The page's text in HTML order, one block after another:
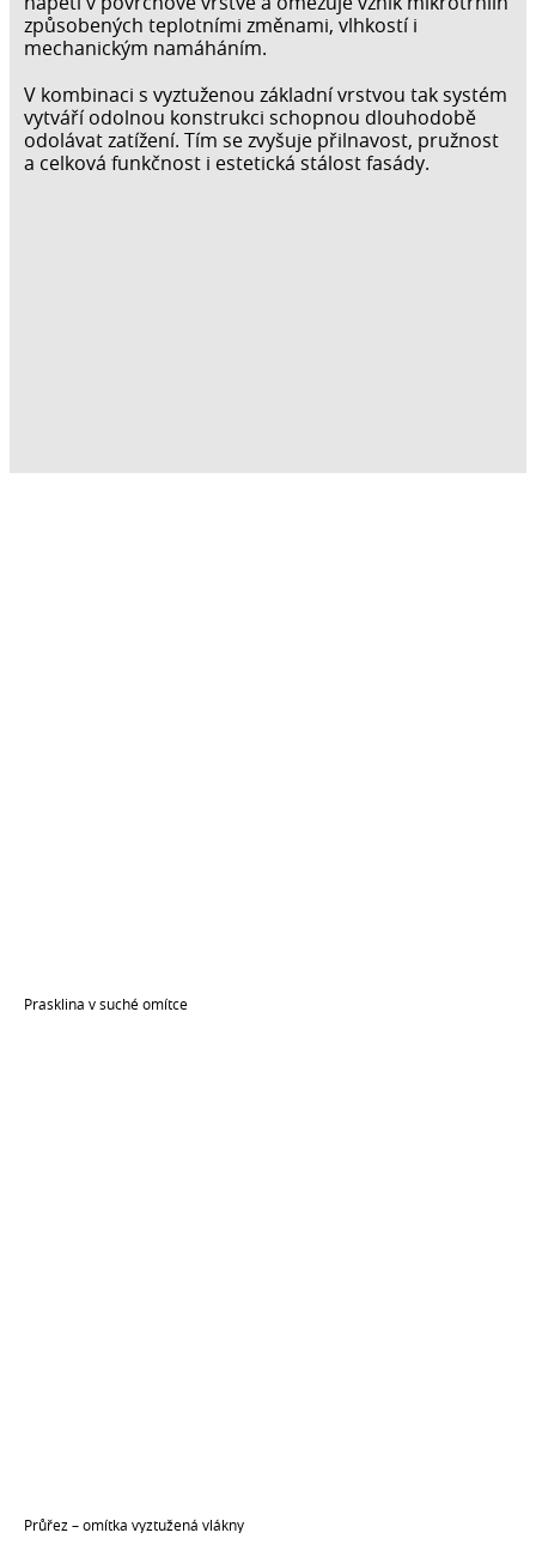
způsobených teplotními změnami, vlhkostí i
mechanickým namáháním.
V kombinaci s vyztuženou základní vrstvou tak systém
vytváří odolnou konstrukci schopnou dlouhodobě
odolávat zatížení. Tím se zvyšuje přilnavost, pružnost
a celková funkčnost i estetická stálost fasády.
Prasklina v suché omítce
Průřez – omítka vyztužená vlákny